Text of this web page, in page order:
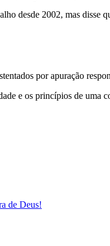
desde 2002, mas disse
por apuração
e os princípios de uma
de Deus!